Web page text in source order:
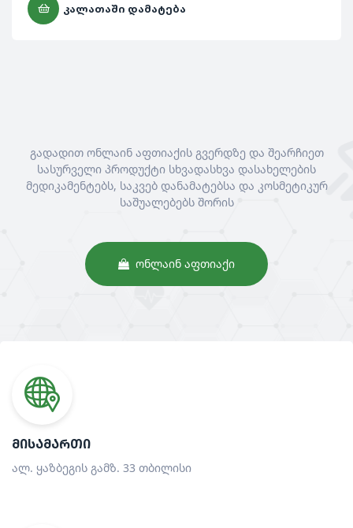
ᲙᲐᲚᲐᲗᲐᲨᲘ ᲓᲐᲛᲐᲢᲔᲑᲐ
გადადით ონლაინ აფთიაქის გვერდზე და შეარჩიეთ
სასურველი პროდუქტი სხვადასხვა დასახელების
მედიკამენტებს, საკვებ დანამატებსა და კოსმეტიკურ
საშუალებებს შორის
ᲝᲜᲚᲐᲘᲜ ᲐᲤᲗᲘᲐᲥᲘ
ᲛᲘᲡᲐᲛᲐᲠᲗᲘ
ალ. ყაზბეგის გამზ. 33 თბილისი